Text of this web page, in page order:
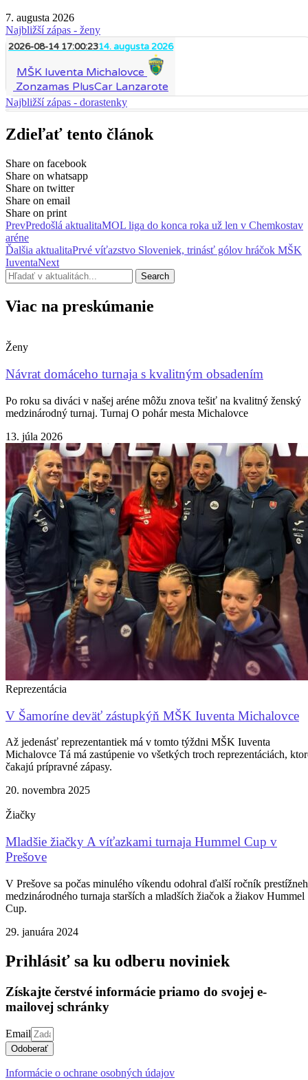
7. augusta 2026
Najbližší zápas - ženy
2026-08-14 17:00:2314. augusta 2026
MŠK Iuventa Michalovce
Zonzamas PlusCar Lanzarote
Najbližší zápas - dorastenky
Zdieľať tento článok
Share on facebook
Share on whatsapp
Share on twitter
Share on email
Share on print
PrevPredošlá aktualitaMOL liga do konca roka už len v Chemkostav
aréne
Ďalšia aktualitaPrvé víťazstvo Sloveniek, trinásť gólov hráčok MŠK
IuventaNext
Search
Viac na preskúmanie
Ženy
Návrat domáceho turnaja s kvalitným obsadením
Po roku sa diváci v našej aréne môžu znova tešiť na kvalitný ženský
medzinárodný turnaj. Turnaj O pohár mesta Michalovce
13. júla 2026
Reprezentácia
V Šamoríne deväť zástupkýň MŠK Iuventa Michalovce
Až jedenásť reprezentantiek má v tomto týždni MŠK Iuventa
Michalovce Tá má zastúpenie vo všetkých troch reprezentáciách,
čakajú prípravné zápasy.
20. novembra 2025
Žiačky
Mladšie žiačky A víťazkami turnaja Hummel Cup v
Prešove
V Prešove sa počas minulého víkendu odohral ďalší ročník
medzinárodného turnaja starších a mladších žiačok a žiakov Hummel
Cup.
29. januára 2024
Prihlásiť sa ku odberu noviniek
Získajte čerstvé informácie priamo do svojej e-
mailovej schránky
Email
Odoberať
Informácie o ochrane osobných údajov